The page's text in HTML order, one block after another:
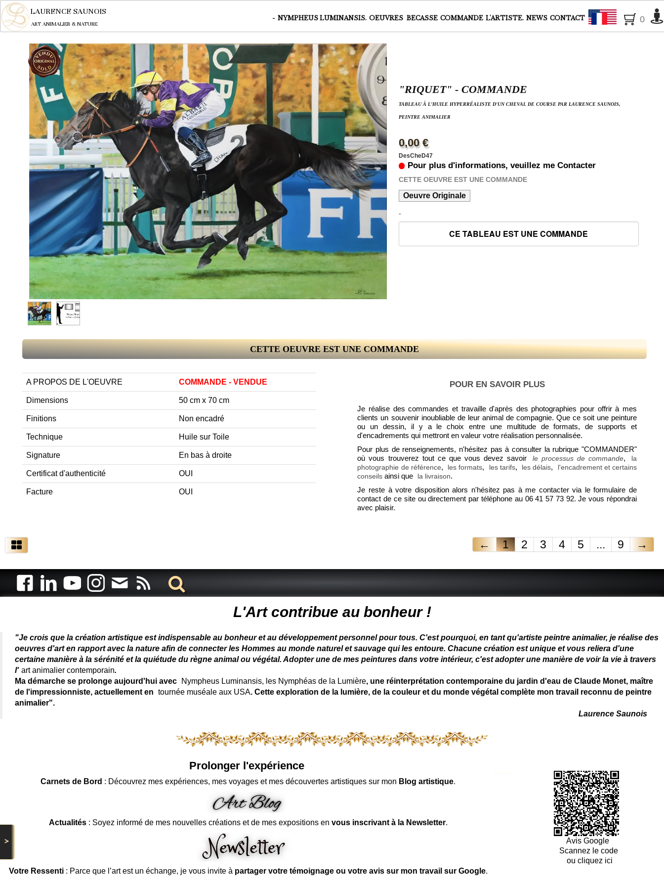
LAURENCE SAUNOIS
ART ANIMALIER & NATURE
- NYMPHEUS LUMINANSIS. OEUVRES BECASSE COMMANDE L'ARTISTE. NEWS CONTACT Français
0
>
"RIQUET" - COMMANDE
TABLEAU À L'HUILE HYPERRÉALISTE D'UN CHEVAL DE COURSE PAR LAURENCE SAUNOIS,
PEINTRE ANIMALIER
0,00 €
DesCheD47
Pour plus d'informations, veuillez me Contacter
CETTE OEUVRE EST UNE COMMANDE
Oeuvre Originale
-
CETTE OEUVRE EST UNE COMMANDE
A PROPOS DE L'OEUVRE COMMANDE - VENDUE
Dimensions 50 cm x 70 cm
Finitions Non encadré
Technique Huile sur Toile
Signature En bas à droite
Certificat d'authenticité OUI
Facture OUI
POUR EN SAVOIR PLUS
Je réalise des commandes et travaille d'après des photographies pour offrir à mes
clients un souvenir inoubliable de leur animal de compagnie. Que ce soit une peinture
ou un dessin, il y a le choix entre une multitude de formats, de supports et
d'encadrements qui mettront en valeur votre réalisation personnalisée.
Pour plus de renseignements, n'hésitez pas à consulter la rubrique "COMMANDER"
où vous trouverez tout ce que vous devez savoir
le processus de commande,
la
photographie de référence, les formats, les tarifs, les délais,
l'encadrement et certains
conseils ainsi que la livraison.
Je reste à votre disposition alors n'hésitez pas à me contacter via le formulaire de
contact de ce site ou directement par téléphone au 06 41 57 73 92. Je vous répondrai
avec plaisir.
← 1 2 3 4 5 ... 9 →
L'Art contribue au bonheur !
"Je crois que la création artistique est indispensable au bonheur et au développement personnel pour tous. C'est pourquoi, en tant qu'artiste peintre animalier, je réalise des
oeuvres d'art en rapport avec la nature afin de connecter les Hommes au monde naturel et sauvage qui les entoure. Chacune création est unique et vous reliera d'une
certaine manière à la sérénité et la quiétude du règne animal ou végétal. Adopter une de mes peintures dans votre intérieur, c'est adopter une manière de voir la vie à travers
l' art animalier contemporain.
Ma démarche se prolonge aujourd'hui avec
Nympheus Luminansis, les Nymphéas de la Lumière, une réinterprétation contemporaine du jardin d'eau de Claude Monet, maître
de l'impressionniste, actuellement en tournée muséale aux USA. Cette exploration de la lumière, de la couleur et du monde végétal complète mon travail reconnu de peintre
animalier".
Laurence Saunois
Prolonger l'expérience
Carnets de Bord : Découvrez mes expériences, mes voyages et mes découvertes artistiques sur mon Blog artistique.
Actualités: Soyez informé de mes nouvelles créations et de mes expositions en vous inscrivant à la Newsletter.
Votre Ressenti: Parce que l’art est un échange, je vous invite à partager votre témoignage ou votre avis sur mon travail sur Google.
Avis Google
Scannez le code
ou cliquez ici